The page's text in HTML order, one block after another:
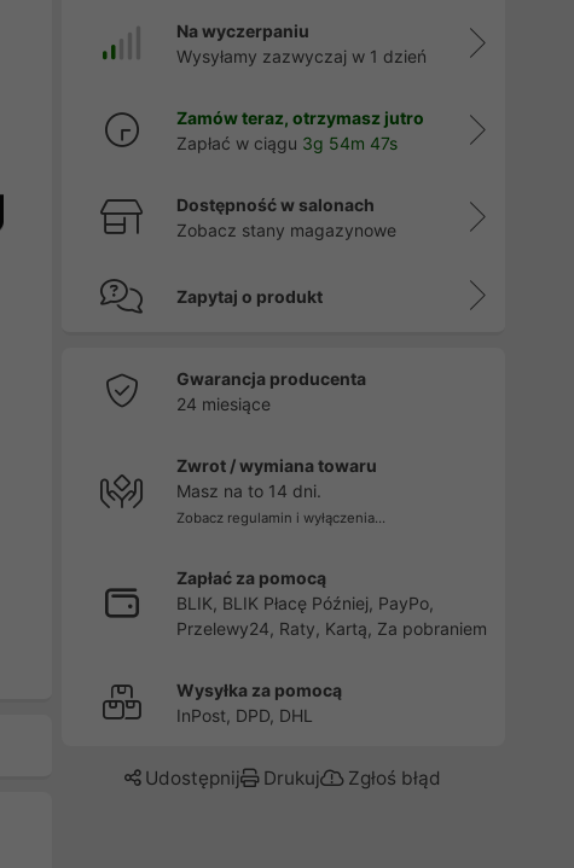
Na wyczerpaniu
Wysyłamy zazwyczaj w 1 dzień
Zamów teraz, otrzymasz jutro
Zapłać w ciągu 3g 54m 47s
Dostępność w salonach
Zobacz stany magazynowe
Zapytaj o produkt
Gwarancja producenta
24 miesiące
Zwrot / wymiana towaru
Masz na to 14 dni.
Zobacz regulamin i wyłączenia...
Zapłać za pomocą
BLIK, BLIK Płacę Później, PayPo,
Przelewy24, Raty, Kartą, Za pobraniem
Wysyłka za pomocą
InPost, DPD, DHL
Udostępnij Drukuj Zgłoś błąd